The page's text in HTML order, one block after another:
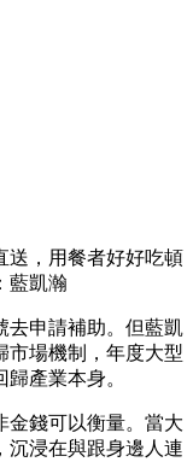
送，用餐者好好吃頓
藍凱瀚
去申請補助。但藍凱
市場機制，年度大型
產業本身。
金錢可以衡量。當大
沉浸在與跟身邊人連